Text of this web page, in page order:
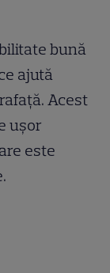
bună
ajută
Acest
ușor
este